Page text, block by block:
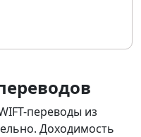
переводы из
Доходимость